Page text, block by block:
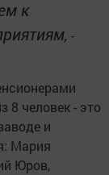
к
-
8 человек - это
и
Мария
Юров,